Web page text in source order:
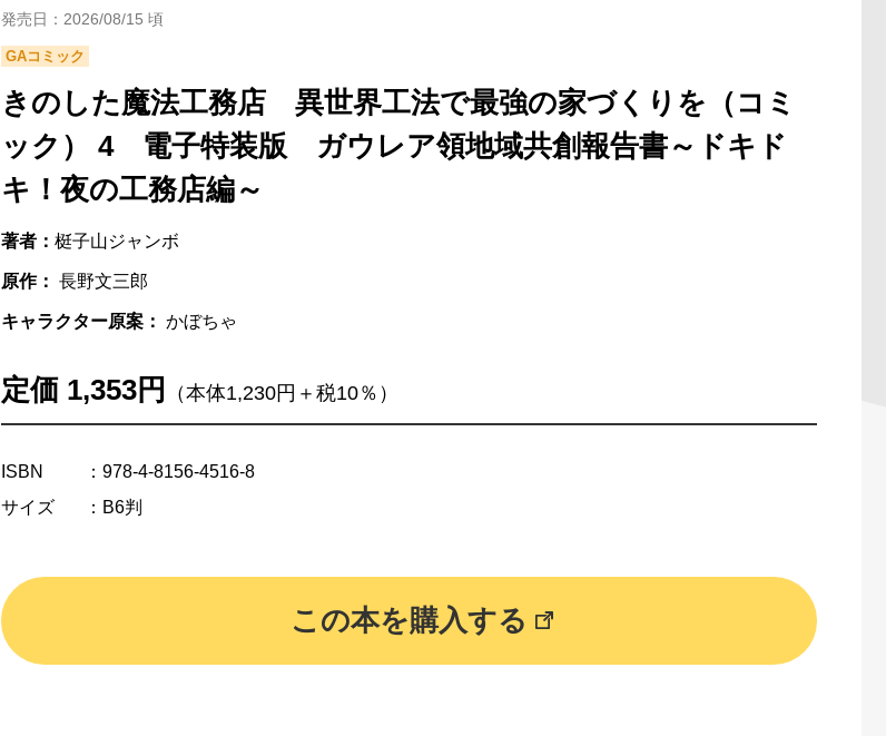
発売日：2026/08/15 頃
GAコミック
きのした魔法工務店 異世界工法で最強の家づくりを（コミ
ック） 4 電子特装版 ガウレア領地域共創報告書～ドキド
キ！夜の工務店編～
著者： 梃子山ジャンボ
原作： 長野文三郎
キャラクター原案： かぼちゃ
定価 1,353円 （本体1,230円＋税10％）
ISBN
：978-4-8156-4516-8
サイズ
：B6判
この本を購入する